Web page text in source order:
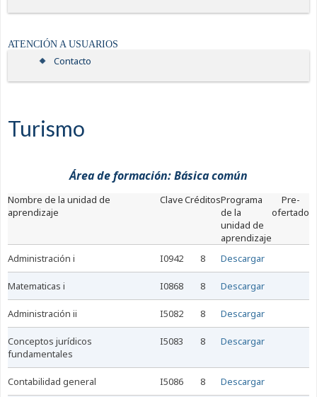
ATENCIÓN A USUARIOS
Contacto
Turismo
Área de formación: Básica común
nombre de la unidad de
aprendizaje
ClaveCréditosPrograma
de la
unidad de
aprendizaje
Pre-
ofertado
administración i I0942 8 Descargar
matematicas i I0868 8 Descargar
administración ii I5082 8 Descargar
conceptos jurídicos
fundamentales
I5083 8 Descargar
contabilidad general I5086 8 Descargar